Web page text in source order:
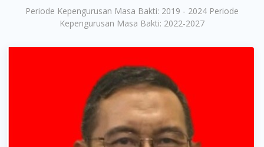
Periode Kepengurusan Masa Bakti: 2019 - 2024 Periode
Kepengurusan Masa Bakti: 2022-2027